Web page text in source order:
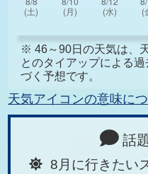
※ 46～90日の天気は、
とのタイアップによる
づく予想です。
天気アイコンの意味に
話
8月に行きたい